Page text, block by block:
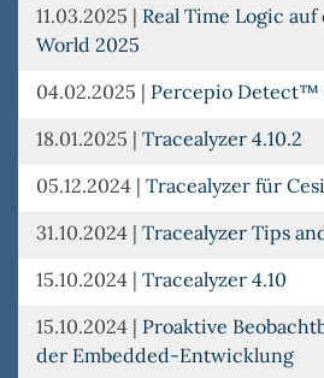
11.03.2025 | Real Time Logic
World 2025
04.02.2025 | Percepio Detect™
18.01.2025 | Tracealyzer 4.10.2
05.12.2024 | Tracealyzer für
31.10.2024 | Tracealyzer Tips
15.10.2024 | Tracealyzer 4.10
15.10.2024 | Proaktive
der Embedded-Entwicklung